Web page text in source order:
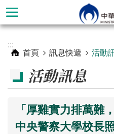
跳到主要內容區塊
階
:::
首頁
訊息快遞 活動
活動訊息
「厚雞實力排萬難
中央警察大學校長